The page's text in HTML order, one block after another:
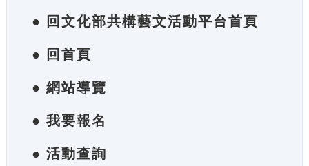
● 回文化部共構藝文活動平台首頁
● 回首頁
● 網站導覽
● 我要報名
● 活動查詢